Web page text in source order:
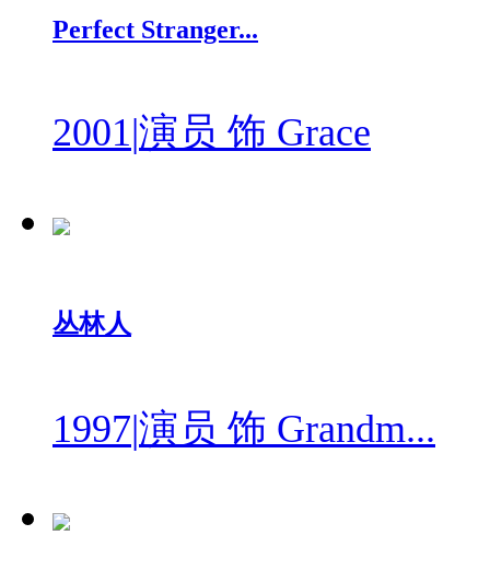
Perfect Stranger...
2001|演员 饰 Grace
丛林人
1997|演员 饰 Grandm...